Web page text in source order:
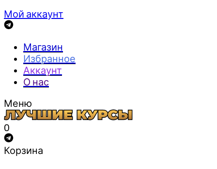
Мой аккаунт
Магазин
Избранное
Аккаунт
О нас
Меню
0
Корзина